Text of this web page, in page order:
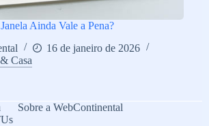
Ainda Vale a Pena?
16 de janeiro de 2026
Casa
Sobre a WebContinental